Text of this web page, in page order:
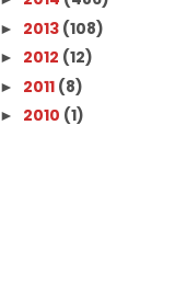
► 2013 (108)
► 2012 (12)
► 2011 (8)
► 2010 (1)